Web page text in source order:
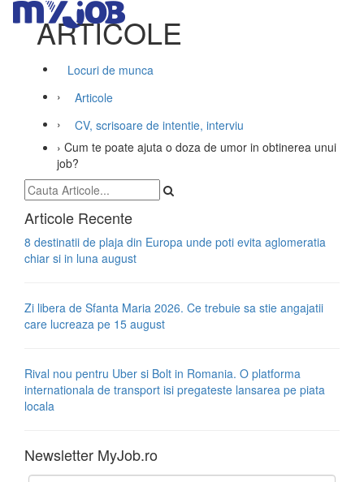
ARTICOLE
Locuri de munca
›
Articole
›
CV, scrisoare de intentie, interviu
› Cum te poate ajuta o doza de umor in obtinerea unui
job?
Articole Recente
8 destinatii de plaja din Europa unde poti evita aglomeratia
chiar si in luna august
Zi libera de Sfanta Maria 2026. Ce trebuie sa stie angajatii
care lucreaza pe 15 august
Rival nou pentru Uber si Bolt in Romania. O platforma
internationala de transport isi pregateste lansarea pe piata
locala
Newsletter MyJob.ro